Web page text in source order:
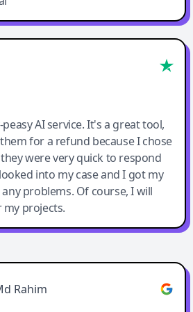
AI service. It's a great tool,
for a refund because I chose
were very quick to respond
into my case and I got my
problems. Of course, I will
projects.
Rahim